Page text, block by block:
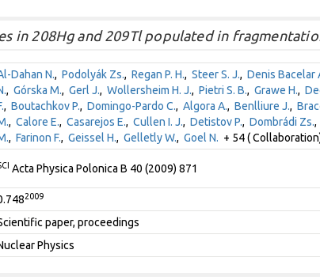
in 208Hg and 209Tl populated in
Dahan N., Podolyák Zs., Regan P. H., Steer S. J., Denis Bacelar
, Górska M., Gerl J., Wollersheim H. J., Pietri S. B., Grawe H.,
, Boutachkov P., Domingo-Pardo C., Algora A., Benlliure J.,
, Calore E., Casarejos E., Cullen I. J., Detistov P., Dombrádi Zs.,
, Farinon F., Geissel H., Gelletly W., Goel N. + 54 (
Acta Physica Polonica B 40 (2009) 871
2009
paper, proceedings
Physics